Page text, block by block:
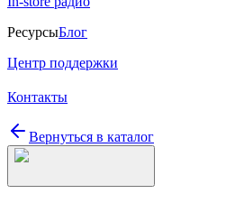
РесурсыБлог
Центр поддержки
Контакты
Вернуться в каталог